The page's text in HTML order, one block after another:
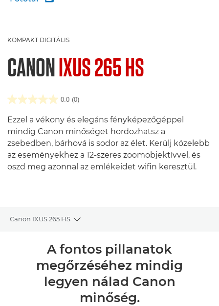
KOMPAKT DIGITÁLIS
CANONIXUS 265 HS
0.0 (0)
Ezzel a vékony és elegáns fényképezőgéppel
mindig Canon minőséget hordozhatsz a
zsebedben, bárhová is sodor az élet. Kerülj közelebb
az eseményekhez a 12-szeres zoomobjektívvel, és
oszd meg azonnal az emlékeidet wifin keresztül.
Canon IXUS 265 HS
Toggle breadcrumbs
Műszaki adatok
A fontos pillanatok
megőrzéséhez mindig
legyen nálad Canon
minőség.